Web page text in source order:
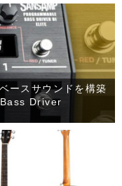
ースサウンドを構築
Driver